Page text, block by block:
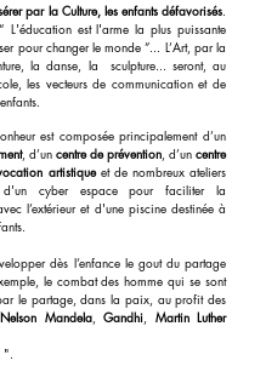
par la Culture, les enfants défavorisés.
L'éducation est l'arme la plus puissante
pour changer le monde ”... L’Art, par la
la danse, la sculpture... seront, au
les vecteurs de communication et de
est composée principalement d’un
, d’un centre de prévention, d’un centre
artistiqueet de nombreux ateliers
d'un cyber espace pour faciliter la
l’extérieur et d'une piscine destinée à
dès l’enfance le gout du partage
le combat des homme qui se sont
le partage, dans la paix, au profit des
Nelson Mandela, Gandhi, Martin Luther
".